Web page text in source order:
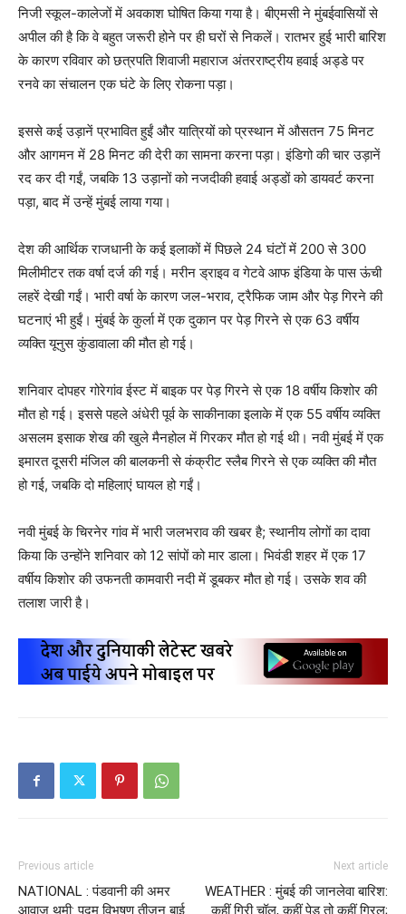
निजी स्कूल-कालेजों में अवकाश घोषित किया गया है। बीएमसी ने मुंबईवासियों से
अपील की है कि वे बहुत जरूरी होने पर ही घरों से निकलें। रातभर हुई भारी बारिश
के कारण रविवार को छत्रपति शिवाजी महाराज अंतरराष्ट्रीय हवाई अड्डे पर
रनवे का संचालन एक घंटे के लिए रोकना पड़ा।
इससे कई उड़ानें प्रभावित हुईं और यात्रियों को प्रस्थान में औसतन 75 मिनट
और आगमन में 28 मिनट की देरी का सामना करना पड़ा। इंडिगो की चार उड़ानें
रद कर दी गईं, जबकि 13 उड़ानों को नजदीकी हवाई अड्डों को डायवर्ट करना
पड़ा, बाद में उन्हें मुंबई लाया गया।
देश की आर्थिक राजधानी के कई इलाकों में पिछले 24 घंटों में 200 से 300
मिलीमीटर तक वर्षा दर्ज की गई। मरीन ड्राइव व गेटवे आफ इंडिया के पास ऊंची
लहरें देखी गईं। भारी वर्षा के कारण जल-भराव, ट्रैफिक जाम और पेड़ गिरने की
घटनाएं भी हुईं। मुंबई के कुर्ला में एक दुकान पर पेड़ गिरने से एक 63 वर्षीय
व्यक्ति यूनुस कुंडावाला की मौत हो गई।
शनिवार दोपहर गोरेगांव ईस्ट में बाइक पर पेड़ गिरने से एक 18 वर्षीय किशोर की
मौत हो गई। इससे पहले अंधेरी पूर्व के साकीनाका इलाके में एक 55 वर्षीय व्यक्ति
असलम इसाक शेख की खुले मैनहोल में गिरकर मौत हो गई थी। नवी मुंबई में एक
इमारत दूसरी मंजिल की बालकनी से कंक्रीट स्लैब गिरने से एक व्यक्ति की मौत
हो गई, जबकि दो महिलाएं घायल हो गईं।
नवी मुंबई के चिरनेर गांव में भारी जलभराव की खबर है; स्थानीय लोगों का दावा
किया कि उन्होंने शनिवार को 12 सांपों को मार डाला। भिवंडी शहर में एक 17
वर्षीय किशोर की उफनती कामवारी नदी में डूबकर मौत हो गई। उसके शव की
तलाश जारी है।
Previous article
NATIONAL : पंडवानी की अमर
आवाज थमी: पद्म विभूषण तीजन बाई
Next article
WEATHER : मुंबई की जानलेवा बारिश:
कहीं गिरी चॉल, कहीं पेड़ तो कहीं ग्रिल;